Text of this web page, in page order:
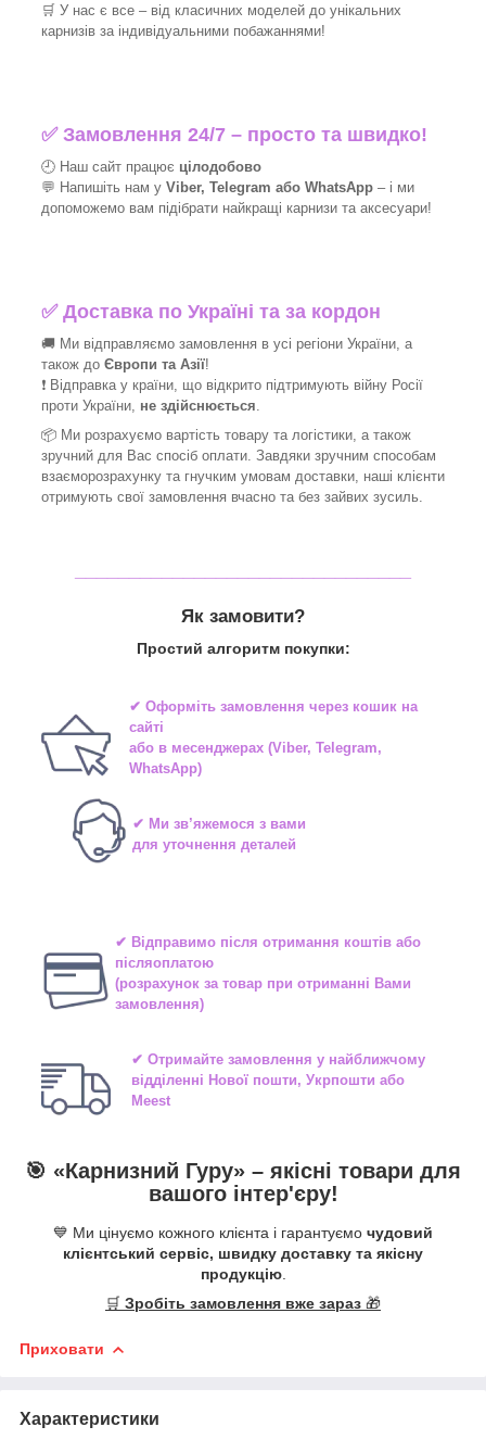
🛒 У нас є все – від класичних моделей до унікальних
карнизів за індивідуальними побажаннями!​
✅Замовлення 24/7 – просто та швидко!
🕘 Наш сайт працює цілодобово
💬 Напишіть нам у Viber, Telegram або WhatsApp – і ми
допоможемо вам підібрати найкращі карнизи та аксесуари!
✅Доставка по Україні та за кордон
🚚 Ми відправляємо замовлення в усі регіони України, а
також до Європи та Азії!
❗ Відправка у країни, що відкрито підтримують війну Росії
проти України, не здійснюється
📦 Ми розрахуємо вартість товару та логістики, а також
зручний для Вас спосіб оплати. Завдяки зручним способам
взаєморозрахунку та гнучким умовам доставки, наші клієнти
отримують свої замовлення вчасно та без зайвих зусиль.
Як замовити?
Простий алгоритм покупки:
✔ Оформіть замовлення через кошик на
сайті
або в месенджерах(Viber, Telegram,
WhatsApp)
✔ Ми зв’яжемося з вами
для уточнення деталей
✔ Відправимо після отримання коштів або
післяоплатою
(розрахунок за товар при отриманні Вами
замовлення)
✔ Отримайте замовлення у найближчому
відділенні Нової пошти, Укрпошти або
Meest
🎯 «Карнизний Гуру» – якісні товари для
вашого інтер'єру!
💙 Ми цінуємо кожного клієнта і гарантуємо чудовий
клієнтський сервіс, швидку доставку та якісну
продукцію.
🛒 Зробіть замовлення вже зараз 🎁
Приховати
Характеристики